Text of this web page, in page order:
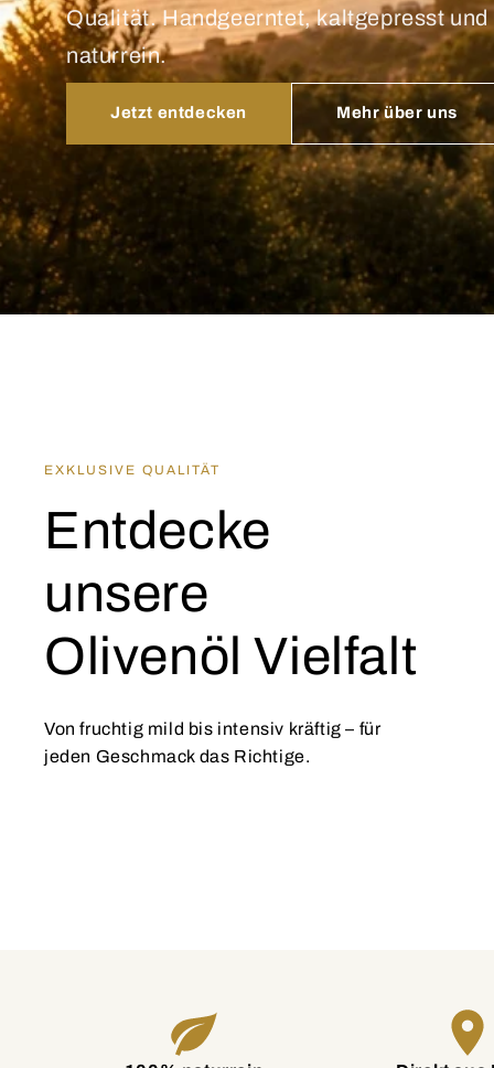
Qualität. Handgeerntet, kaltgepresst und
naturrein.
Jetzt entdecken Mehr über uns
EXKLUSIVE QUALITÄT
Entdecke
unsere
Olivenöl Vielfalt
Von fruchtig mild bis intensiv kräftig – für
jeden Geschmack das Richtige.